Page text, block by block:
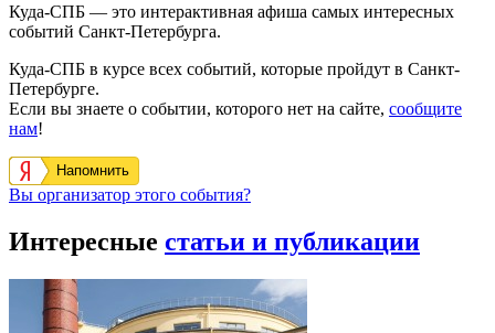
Куда-СПБ — это интерактивная афиша самых интересных
событий Санкт-Петербурга.
Куда-СПБ в курсе всех событий, которые пройдут в Санкт-
Петербурге.
Если вы знаете о событии, которого нет на сайте, сообщите
нам!
Напомнить
Вы организатор этого события?
Интересные статьи и публикации